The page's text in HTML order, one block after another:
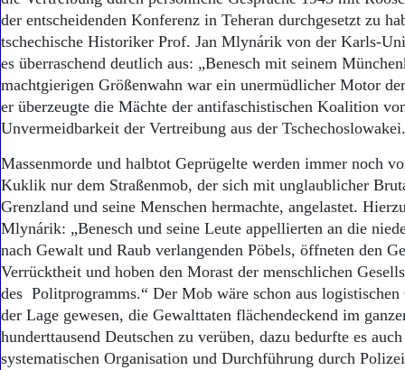
der entscheidenden Konferenz in Teheran durchgesetzt zu
tschechische Historiker Prof. Jan Mlynárik von der Karls-
es überraschend deutlich aus: „Benesch mit seinem
machtgierigen Größenwahn war ein unermüdlicher Motor
er überzeugte die Mächte der antifaschistischen Koalition
Unvermeidbarkeit der Vertreibung aus der
Massenmorde und halbtot Geprügelte werden immer noch
Kuklik nur dem Straßenmob, der sich mit unglaublicher
Grenzland und seine Menschen hermachte, angelastet.
Mlynárik: „Benesch und seine Leute appellierten an die
nach Gewalt und Raub verlangenden Pöbels, öffneten den
Verrücktheit und hoben den Morast der menschlichen
des Politprogramms.“ Der Mob wäre schon aus
der Lage gewesen, die Gewalttaten flächendeckend im
hunderttausend Deutschen zu verüben, dazu bedurfte es
systematischen Organisation und Durchführung durch